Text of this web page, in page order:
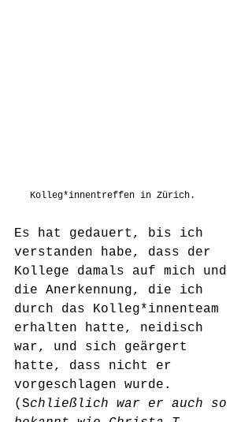
Kolleg*innentreffen in Zürich.
Es hat gedauert, bis ich
verstanden habe, dass der
Kollege damals auf mich und
die Anerkennung, die ich
durch das Kolleg*innenteam
erhalten hatte, neidisch
war, und sich geärgert
hatte, dass nicht er
vorgeschlagen wurde.
(Schließlich war er auch so